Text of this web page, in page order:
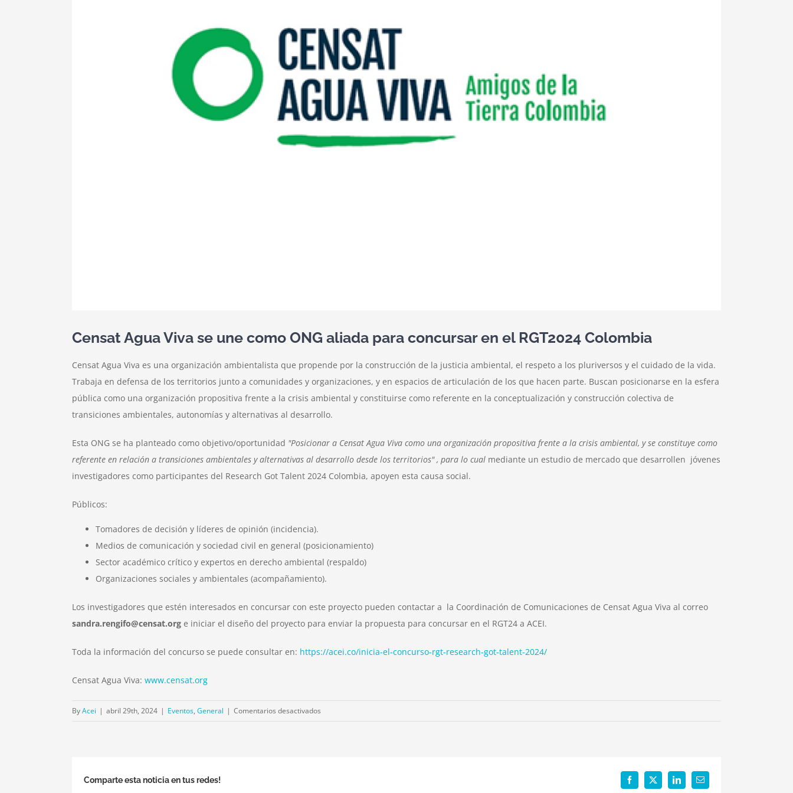
Censat Agua Viva se une como ONG aliada para concursar en el RGT2024 Colombia
Censat Agua Viva es una organización ambientalista que propende por la construcción de la justicia ambiental, el respeto a los pluriversos y el cuidado de la vida.
Trabaja en defensa de los territorios junto a comunidades y organizaciones, y en espacios de articulación de los que hacen parte. Buscan posicionarse en la esfera
pública como una organización propositiva frente a la crisis ambiental y constituirse como referente en la conceptualización y construcción colectiva de
transiciones ambientales, autonomías y alternativas al desarrollo.
Esta ONG se ha planteado como objetivo/oportunidad "Posicionar a Censat Agua Viva como una organización propositiva frente a la crisis ambiental, y se constituye como
referente en relación a transiciones ambientales y alternativas al desarrollo desde los territorios" , para lo cual mediante un estudio de mercado que desarrollen jóvenes
investigadores como participantes del Research Got Talent 2024 Colombia, apoyen esta causa social.
Públicos:
Tomadores de decisión y líderes de opinión (incidencia).
Medios de comunicación y sociedad civil en general (posicionamiento)
Sector académico crítico y expertos en derecho ambiental (respaldo)
Organizaciones sociales y ambientales (acompañamiento).
Los investigadores que estén interesados en concursar con este proyecto pueden contactar a la Coordinación de Comunicaciones de Censat Agua Viva al correo
sandra.rengifo@censat.org e iniciar el diseño del proyecto para enviar la propuesta para concursar en el RGT24 a ACEI.
Toda la información del concurso se puede consultar en: https://acei.co/inicia-el-concurso-rgt-research-got-talent-2024/
Censat Agua Viva: www.censat.org
ByAcei | abril 29th, 2024 | Eventos, General | Comentarios desactivados
Comparte esta noticia en tus redes! Facebook
X LinkedInEmail